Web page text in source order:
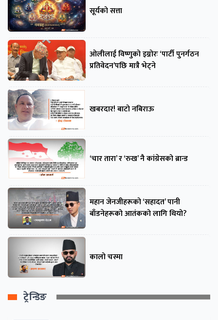
सूर्यको सत्ता
ओलीलाई विष्णुको इग्नोरः ‘पार्टी पुनर्गठन
प्रतिवेदन’पछि मात्रै भेट्ने
खबरदार! बाटो नबिराऊ
‘चार तारा’ र ‘रुख’ नै कांग्रेसको ब्रान्ड
महान जेनजीहरूको ‘सहादत’ पानी
बाँडनेहरूको आतंकको लागि थियो?
कालो चस्मा
ट्रेन्डिङ